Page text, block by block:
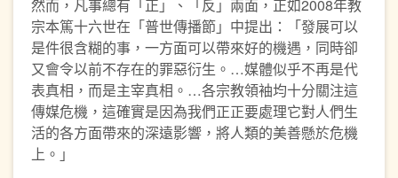
然而，凡事總有「正」、「反」兩面，正如2008年教
宗本篤十六世在「普世傳播節」中提出：「發展可以
是件很含糊的事，一方面可以帶來好的機遇，同時卻
又會令以前不存在的罪惡衍生。…媒體似乎不再是代
表真相，而是主宰真相。…各宗教領袖均十分關注這
傳媒危機，這確實是因為我們正正要處理它對人們生
活的各方面帶來的深遠影響，將人類的美善懸於危機
上。」